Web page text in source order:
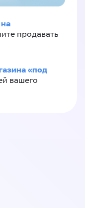
продавать
«под
вашего